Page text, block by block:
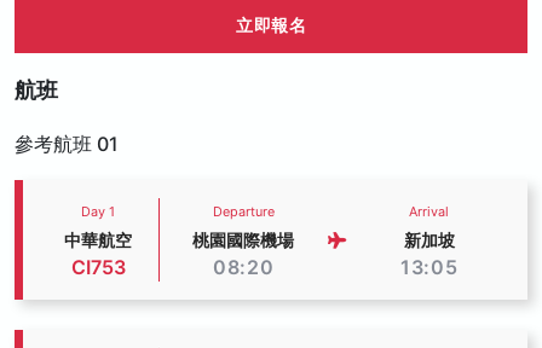
立即報名
航班
參考航班 01
Day 1
中華航空
CI753
Departure
桃園國際機場
08:20
Arrival
新加坡
13:05